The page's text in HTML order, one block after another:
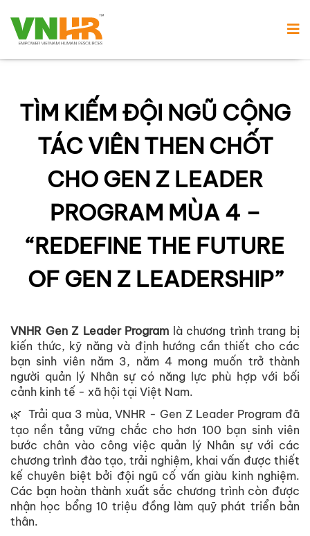
TÌM KIẾM ĐỘI NGŨ CỘNG
TÁC VIÊN THEN CHỐT
CHO GEN Z LEADER
PROGRAM MÙA 4 –
“REDEFINE THE FUTURE
OF GEN Z LEADERSHIP”
VNHR Gen Z Leader Program là chương trình trang bị
kiến thức, kỹ năng và định hướng cần thiết cho các
bạn sinh viên năm 3, năm 4 mong muốn trở thành
người quản lý Nhân sự có năng lực phù hợp với bối
cảnh kinh tế - xã hội tại Việt Nam.
🌿
Trải qua 3 mùa, VNHR - Gen Z Leader Program đã
tạo nền tảng vững chắc cho hơn 100 bạn sinh viên
bước chân vào công việc quản lý Nhân sự với các
chương trình đào tạo, trải nghiệm, khai vấn được thiết
kế chuyên biệt bởi đội ngũ cố vấn giàu kinh nghiệm.
Các bạn hoàn thành xuất sắc chương trình còn được
nhận học bổng 10 triệu đồng làm quỹ phát triển bản
thân.